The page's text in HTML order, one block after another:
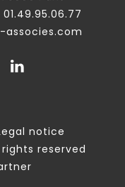
01.49.95.06.77
notice
reserved